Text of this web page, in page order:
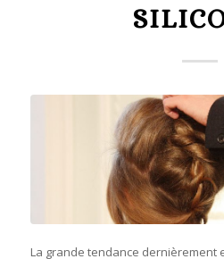
La grande tendance dernièrement